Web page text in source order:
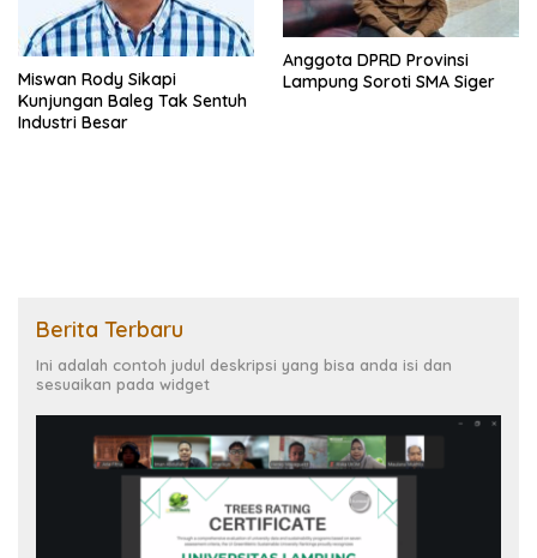
Miswan Rody Sikapi
Kunjungan Baleg Tak Sentuh
Industri Besar
Anggota DPRD Provinsi
Lampung Soroti SMA Siger
Berita Terbaru
Ini adalah contoh judul deskripsi yang bisa anda isi dan
sesuaikan pada widget